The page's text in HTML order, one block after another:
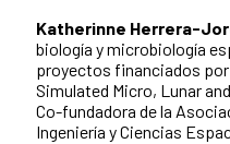
Katherinne Herrera-
biología y microbiología
proyectos financiados
Simulated Micro, Lunar
Co-fundadora de la
Ingeniería y Ciencias